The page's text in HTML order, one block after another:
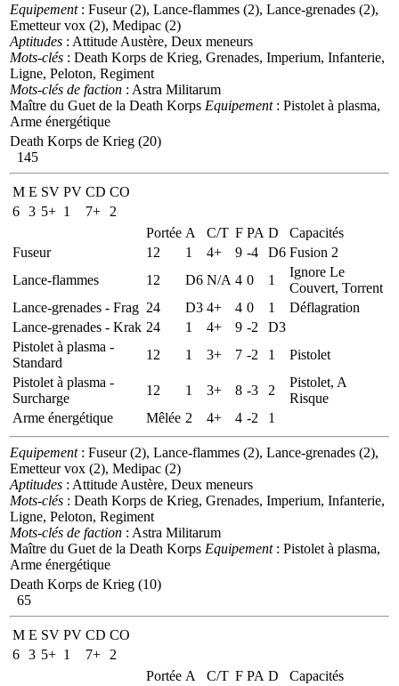
Equipement: Fuseur (2), Lance-flammes (2), Lance-grenades (2),
Emetteur vox (2), Medipac (2)
Aptitudes : Attitude Austère, Deux meneurs
Mots-clés : Death Korps de Krieg, Grenades, Imperium, Infanterie,
Ligne, Peloton, Regiment
Mots-clés de faction : Astra Militarum
Maître du Guet de la Death Korps Equipement: Pistolet à plasma,
Arme énergétique
Death Korps de Krieg (20)
145
M E SV PV CD CO
6 3 5+ 1 7+
2
Portée A C/T F PA D
Capacités
Fuseur
12 1 4+ 9 -4 D6 Fusion 2
Lance-flammes
12 D6 N/A 4 0 1
Ignore Le
Couvert, Torrent
Lance-grenades - Frag 24 D3 4+ 4 0 1
Déflagration
Lance-grenades - Krak 24 1 4+ 9 -2
D3
Pistolet à plasma -
Standard
12 1 3+ 7 -2 1
Pistolet
Pistolet à plasma -
Surcharge
12 1 3+ 8 -3 2
Pistolet, A
Risque
Arme énergétique
Mêlée 2 4+ 4 -2 1
Equipement: Fuseur (2), Lance-flammes (2), Lance-grenades (2),
Emetteur vox (2), Medipac (2)
Aptitudes : Attitude Austère, Deux meneurs
Mots-clés : Death Korps de Krieg, Grenades, Imperium, Infanterie,
Ligne, Peloton, Regiment
Mots-clés de faction : Astra Militarum
Maître du Guet de la Death Korps Equipement: Pistolet à plasma,
Arme énergétique
Death Korps de Krieg (10)
65
M E SV PV CD CO
6 3 5+ 1 7+
2
Portée A C/T F PA D
Capacités